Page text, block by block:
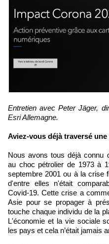
Entretien avec Peter Jäger, directeur associé d'Esri Suisse et
Esri Allemagne.
Aviez-vous déjà traversé
Nous avons tous déjà connu
au choc pétrolier de 1973 à
septembre 2001 ou à la crise
d'entre elles n'était
Covid-19. Cette crise a
Asie pour se propager à
touche chaque individu de la
L'économie et la vie sociale
les pays et cela n’était jamais